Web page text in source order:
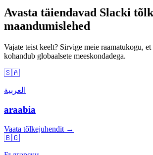
Avasta täiendavad Slacki
maandumislehed
Vajate teist keelt? Sirvige meie raamatukogu,
kohandub globaalsete meeskondadega.
🇸🇦
العربية
araabia
Vaata tõlkejuhendit →
🇧🇬